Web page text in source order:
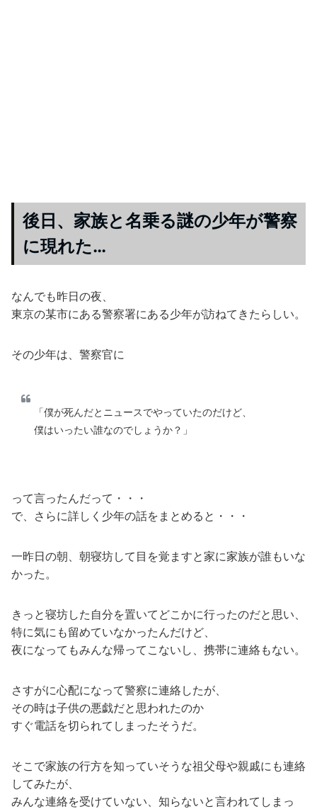
後日、家族と名乗る謎の少年が警察
に現れた…
なんでも昨日の夜、
東京の某市にある警察署にある少年が訪ねてきたらしい。
その少年は、警察官に
「僕が死んだとニュースでやっていたのだけど、
僕はいったい誰なのでしょうか？」
って言ったんだって・・・
で、さらに詳しく少年の話をまとめると・・・
一昨日の朝、朝寝坊して目を覚ますと家に家族が誰もいな
かった。
きっと寝坊した自分を置いてどこかに行ったのだと思い、
特に気にも留めていなかったんだけど、
夜になってもみんな帰ってこないし、携帯に連絡もない。
さすがに心配になって警察に連絡したが、
その時は子供の悪戯だと思われたのか
すぐ電話を切られてしまったそうだ。
そこで家族の行方を知っていそうな祖父母や親戚にも連絡
してみたが、
みんな連絡を受けていない、知らないと言われてしまっ